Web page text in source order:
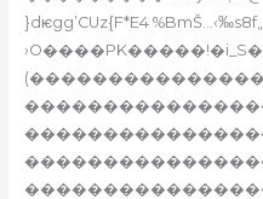
}dѥgg’CUz{F*E4 %BmŠ…‹